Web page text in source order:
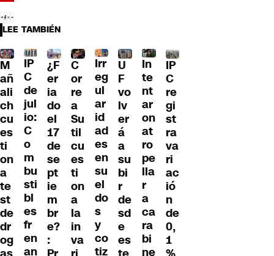
LEE TAMBIÉN
M
añ
ali
ch
cu
es
ti
on
a
te
st
de
dr
og
IP
C
de
jul
io:
C
o
m
bu
sti
bl
es
fr
en
an
¿F
er
ia
do
el
17
de
se
pt
ie
m
br
e?
:
C
or
re
a
Su
til
cu
es
ti
on
a
la
in
va
Irr
eg
ul
ar
id
ad
es
en
su
el
do
s
y
co
tiz
U
F
vo
lv
er
á
a
su
bi
r
de
sd
e
es
In
te
nt
ar
on
at
ro
pe
lla
r
a
ca
ra
bi
ne
IP
C
re
gi
st
ra
va
ri
ac
ió
n
de
0,
1